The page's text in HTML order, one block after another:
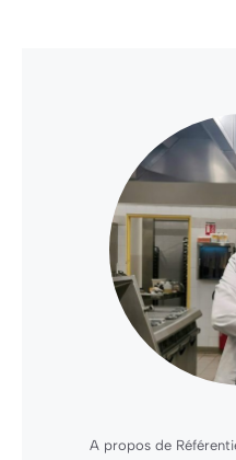
A propos de